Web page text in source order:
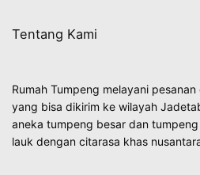
Tentang Kami
Rumah Tumpeng melayani
yang bisa dikirim ke wilayah
aneka tumpeng besar dan
lauk dengan citarasa khas